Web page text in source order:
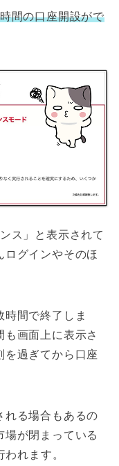
間の口座開設がで
ス」と表示されて
ログインやそのほ
間で終了しま
画面上に表示さ
を過ぎてから口座
れる場合もあるの
場が閉まっている
れます。